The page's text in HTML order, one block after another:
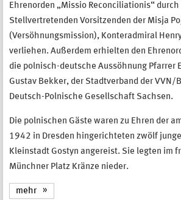
Ehrenorden „Missio Reconciliationis“ durch
Stellvertretenden Vorsitzenden der Misja
(Versöhnungsmission), Konteradmiral
verliehen. Außerdem erhielten den
die polnisch-deutsche Aussöhnung Pfarrer
Gustav Bekker, der Stadtverband der VVN/
Deutsch-Polnische Gesellschaft Sachsen.
Die polnischen Gäste waren zu Ehren der
1942 in Dresden hingerichteten zwölf
Kleinstadt Gostyn angereist. Sie legten im
Münchner Platz Kränze nieder.
mehr